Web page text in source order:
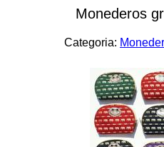
Monederos
Categoria: